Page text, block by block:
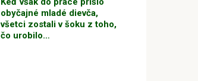
obyčajné mladé dievča,
všetci zostali v šoku z toho,
čo urobilo…